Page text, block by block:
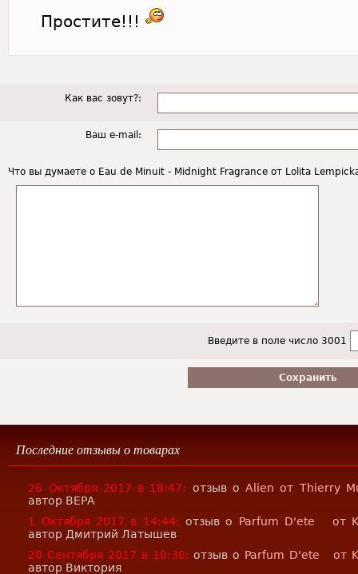
Простите!!!
Как вас зовут?:
Ваш e-mail:
Что вы думаете о Eau de Minuit - Midnight Fragrance от Lolita
Введите в поле число 3001
Последние отзывы о товарах
26 Октября 2017 в 18:47: отзыв оAlien от Thierry
автор ВЕРА
1 Октября 2017 в 14:44: отзыв о Parfum D'ete от
автор Дмитрий Латышев
20 Сентября 2017 в 10:30: отзыв о Parfum D'ete от
автор Виктория